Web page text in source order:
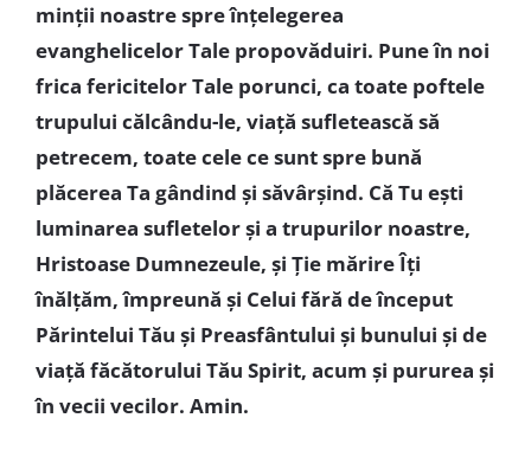
minții noastre spre înțelegerea
evanghelicelor Tale propovăduiri. Pune în noi
frica fericitelor Tale porunci, ca toate poftele
trupului călcându-le, viață sufletească să
petrecem, toate cele ce sunt spre bună
plăcerea Ta gândind și săvârșind. Că Tu ești
luminarea sufletelor și a trupurilor noastre,
Hristoase Dumnezeule, și Ție mărire Îți
înălțăm, împreună și Celui fără de început
Părintelui Tău și Preasfântului și bunului și de
viață făcătorului Tău Spirit, acum și pururea și
în vecii vecilor. Amin.